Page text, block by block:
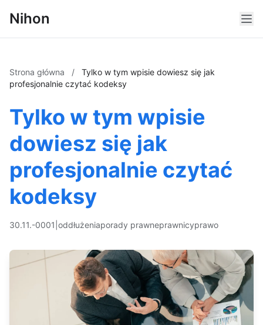
Nihon
Strona główna /
Tylko w tym wpisie dowiesz się jak
profesjonalnie czytać kodeksy
Tylko w tym wpisie
dowiesz się jak
profesjonalnie czytać
kodeksy
30.11.-0001 oddłużeniaporady prawneprawnicyprawo